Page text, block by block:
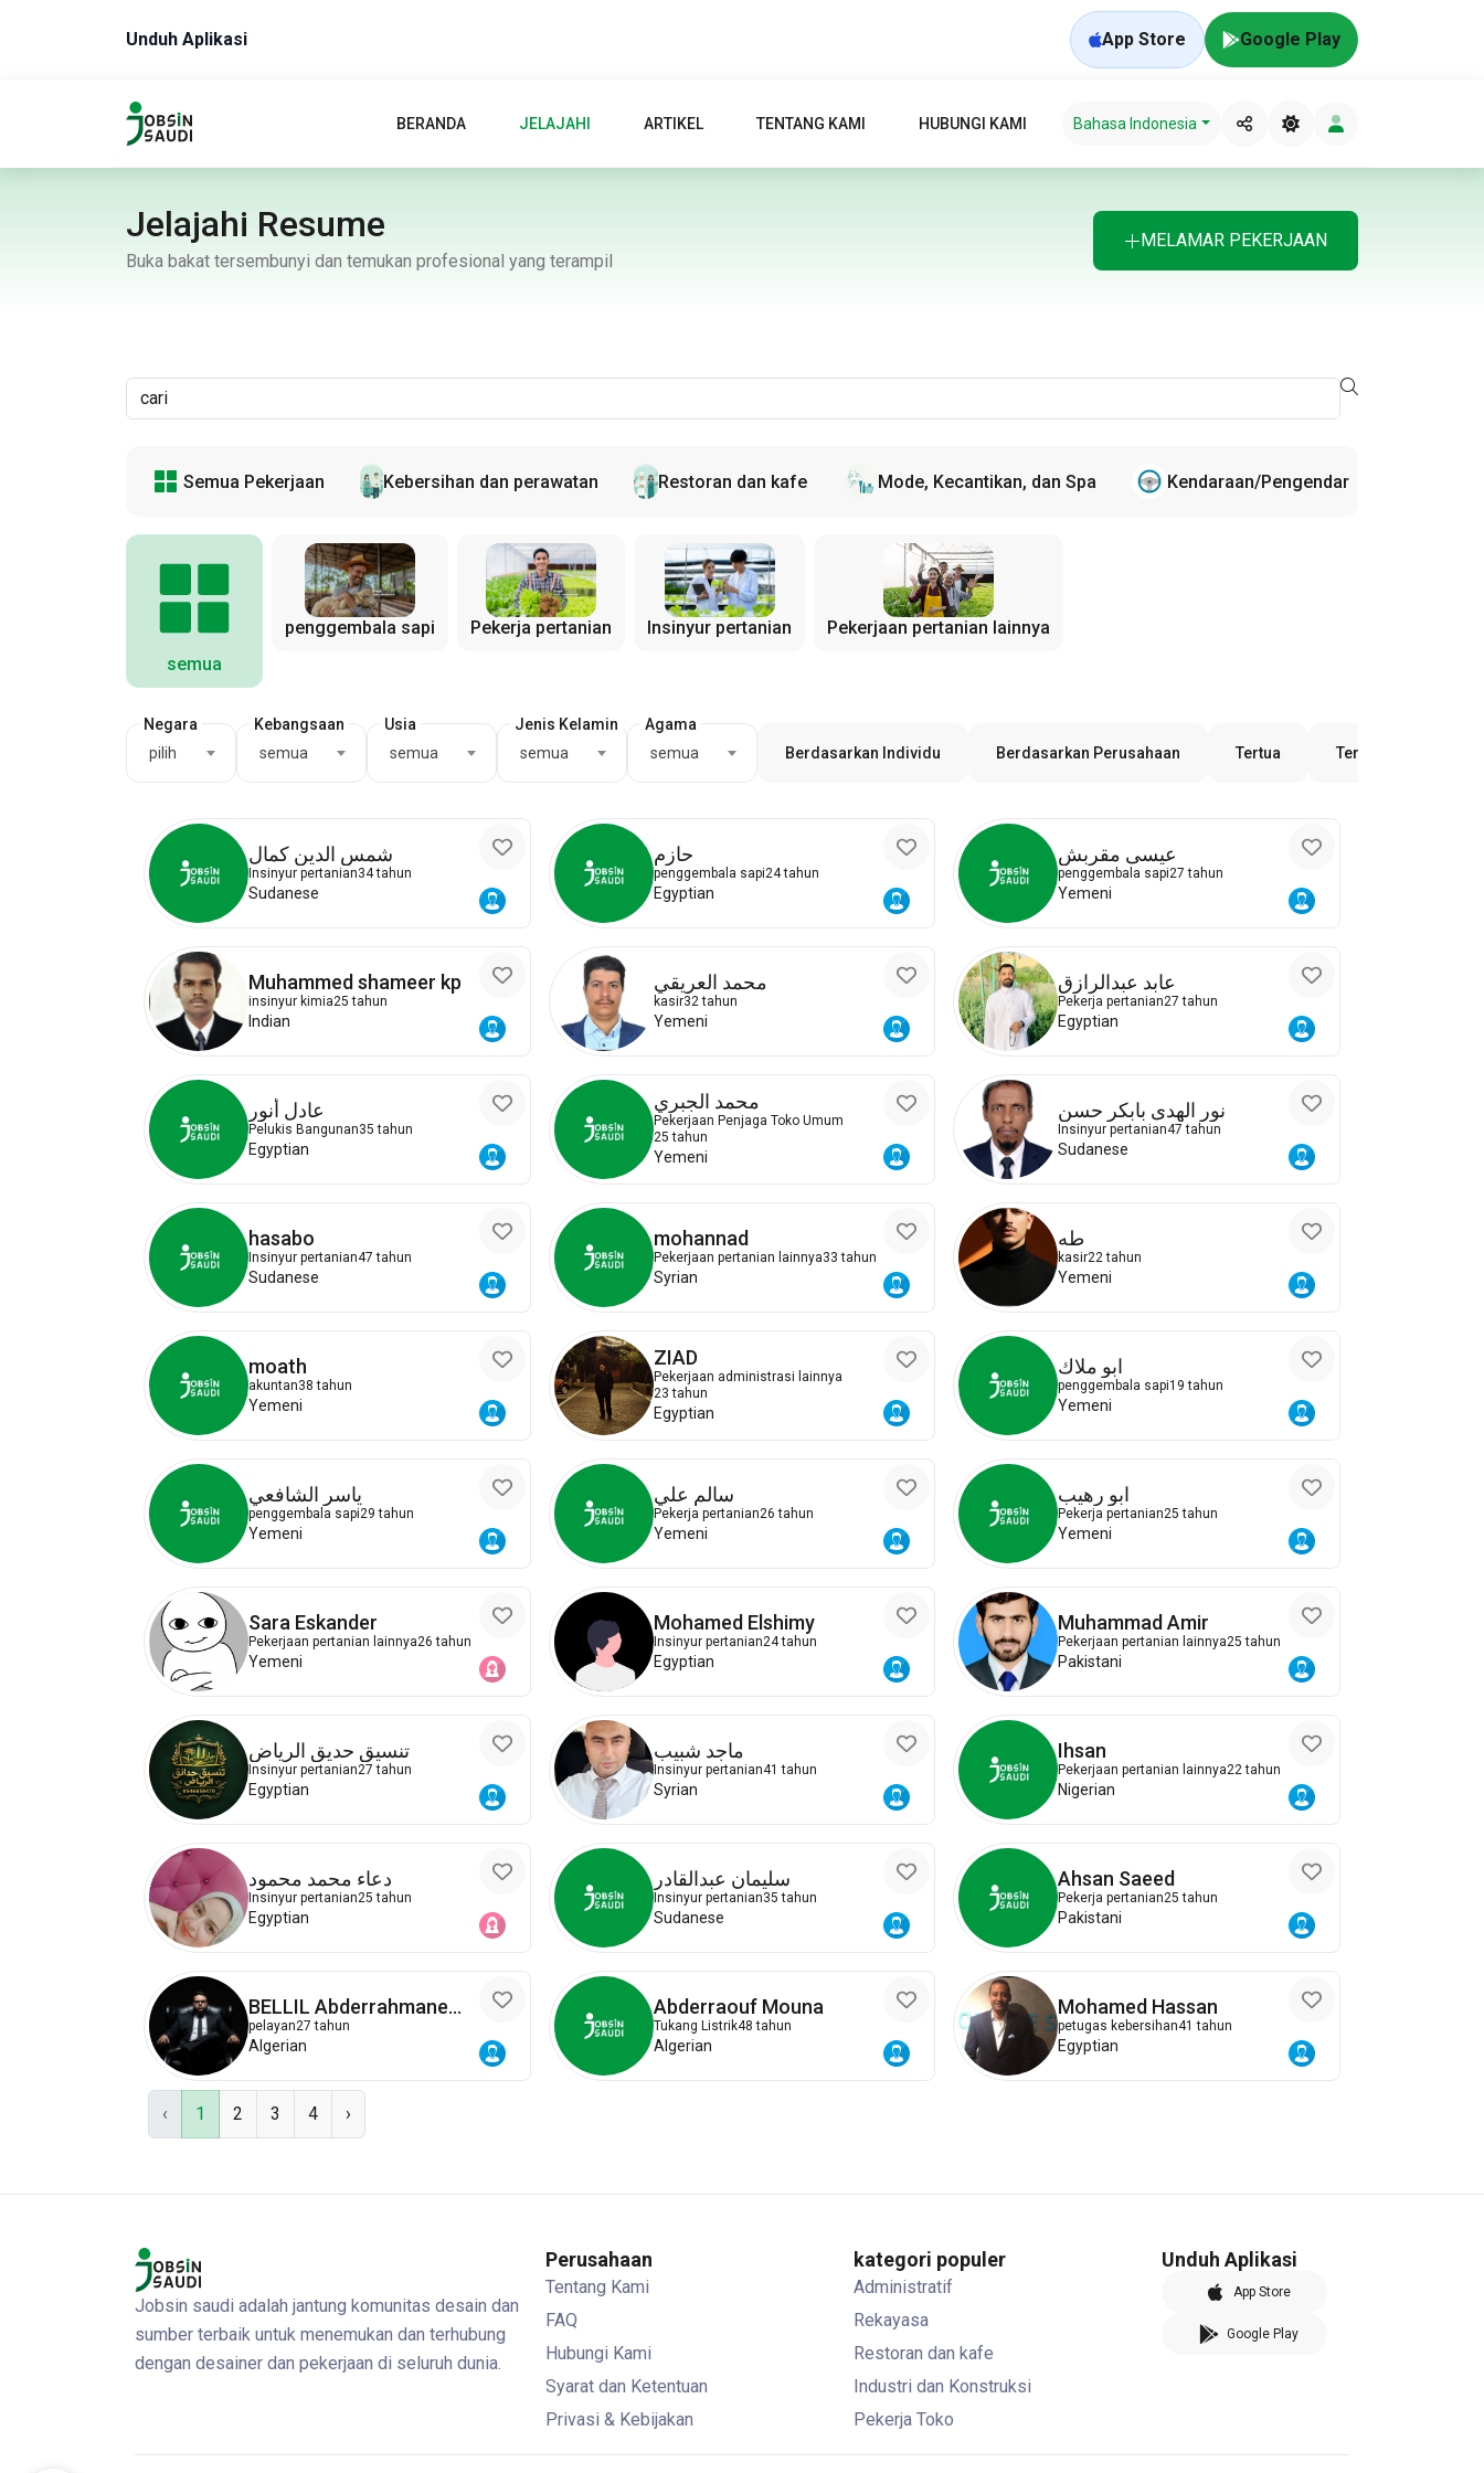
Unduh Aplikasi App Store Google Play
BERANDA JELAJAHI ARTIKEL TENTANG KAMI HUBUNGI KAMI Bahasa Indonesia
Jelajahi Resume
Buka bakat tersembunyi dan temukan profesional yang terampil
MELAMAR PEKERJAAN
Semua Pekerjaan Kebersihan dan perawatan Restoran dan kafe Mode, Kecantikan, dan Spa Kendaraan/Pengendara Sepeda
semua
penggembala sapi Pekerja pertanian Insinyur pertanian Pekerjaan pertanian lainnya
Negara
pilih
Kebangsaan
semua
Usia
semua
Jenis Kelamin
semua
Agama
semua
Berdasarkan Individu Berdasarkan Perusahaan Tertua Terbaru
شمس الدين كمال
Insinyur pertanian34 tahun
Sudanese
حازم
penggembala sapi24 tahun
Egyptian
عيسى مقربش
penggembala sapi27 tahun
Yemeni
Muhammed shameer kp
insinyur kimia25 tahun
Indian
محمد العريقي
kasir32 tahun
Yemeni
عابد عبدالرازق
Pekerja pertanian27 tahun
Egyptian
عادل أنور
Pelukis Bangunan35 tahun
Egyptian
محمد الجبري
Pekerjaan Penjaga Toko Umum
25 tahun
Yemeni
نور الهدى بابكر حسن
Insinyur pertanian47 tahun
Sudanese
hasabo
Insinyur pertanian47 tahun
Sudanese
mohannad
Pekerjaan pertanian lainnya33 tahun
Syrian
طه
kasir22 tahun
Yemeni
moath
akuntan38 tahun
Yemeni
ZIAD
Pekerjaan administrasi lainnya
23 tahun
Egyptian
ابو ملاك
penggembala sapi19 tahun
Yemeni
ياسر الشافعي
penggembala sapi29 tahun
Yemeni
سالم علي
Pekerja pertanian26 tahun
Yemeni
ابو رهيب
Pekerja pertanian25 tahun
Yemeni
Sara Eskander
Pekerjaan pertanian lainnya26 tahun
Yemeni
Mohamed Elshimy
Insinyur pertanian24 tahun
Egyptian
Muhammad Amir
Pekerjaan pertanian lainnya25 tahun
Pakistani
تنسيق حديق الرياض
Insinyur pertanian27 tahun
Egyptian
ماجد شبيب
Insinyur pertanian41 tahun
Syrian
Ihsan
Pekerjaan pertanian lainnya22 tahun
Nigerian
دعاء محمد محمود
Insinyur pertanian25 tahun
Egyptian
سليمان عبدالقادر
Insinyur pertanian35 tahun
Sudanese
Ahsan Saeed
Pekerja pertanian25 tahun
Pakistani
BELLIL Abderrahmane
Abdelkader
pelayan27 tahun
Algerian
Abderraouf Mouna
Tukang Listrik48 tahun
Algerian
Mohamed Hassan
petugas kebersihan41 tahun
Egyptian
‹ 1 2 3 4 ›
Jobsin saudi adalah jantung komunitas desain dan
sumber terbaik untuk menemukan dan terhubung
dengan desainer dan pekerjaan di seluruh dunia.
Perusahaan
Tentang Kami
FAQ
Hubungi Kami
Syarat dan Ketentuan
Privasi & Kebijakan
kategori populer
Administratif
Rekayasa
Restoran dan kafe
Industri dan Konstruksi
Pekerja Toko
Unduh Aplikasi
App Store
Google Play